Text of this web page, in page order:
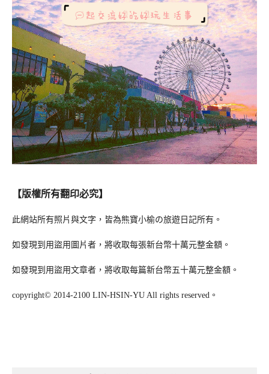
【版權所有翻印必究】
此網站所有照片與文字，皆為熊寶小榆の旅遊日記所有。
如發現到用盜用圖片者，將收取每張新台幣十萬元整金額。
如發現到用盜用文章者，將收取每篇新台幣五十萬元整金額。
copyright© 2014-2100 LIN-HSIN-YU All rights reserved。